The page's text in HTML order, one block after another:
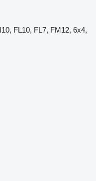
FL10, FL7, FM12, 6x4,